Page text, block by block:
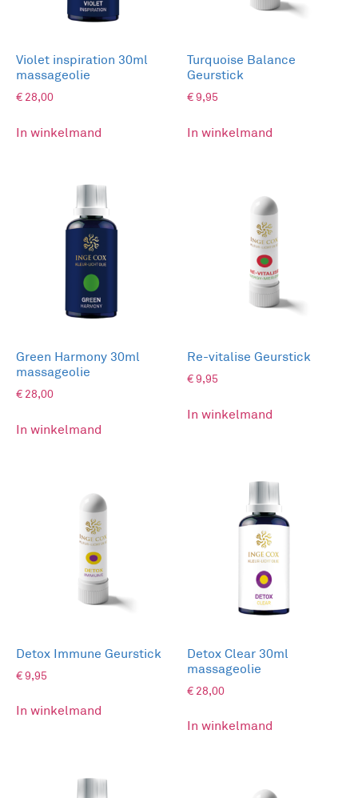
Violet inspiration 30ml
massageolie
€ 28,00
In winkelmand
Turquoise Balance
Geurstick
€9,95
In winkelmand
Green Harmony 30ml
massageolie
€ 28,00
In winkelmand
Re-vitalise Geurstick
€9,95
In winkelmand
Detox Immune Geurstick
€9,95
In winkelmand
Detox Clear 30ml
massageolie
€ 28,00
In winkelmand